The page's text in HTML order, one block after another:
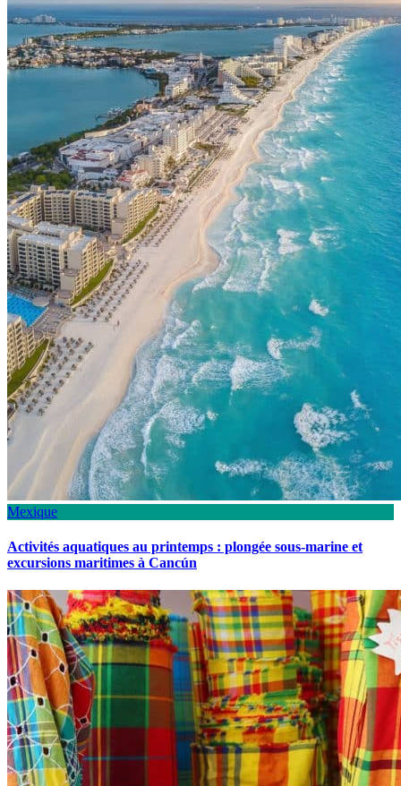
Mexique
Activités aquatiques au printemps : plongée sous-marine et
excursions maritimes à Cancún